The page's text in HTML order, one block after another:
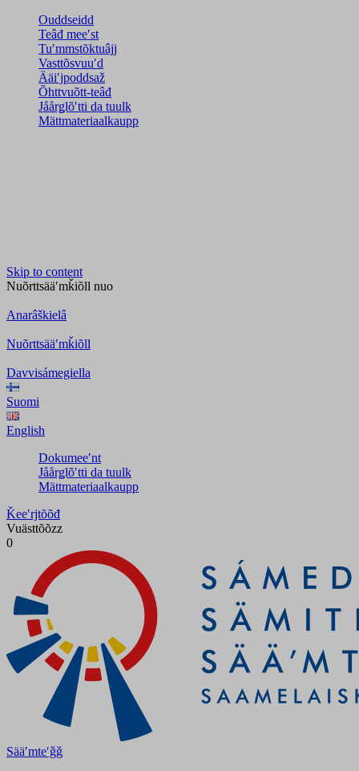
Ouddseidd
Teâđ meeʹst
Tuʹmmstõktuâjj
Vasttõsvuuʹd
Ääiʹjpoddsaž
Õhttvuõtt-teâđ
Jåårǥlõʹtti da tuulk
Mättmateriaalkaupp
Skip to content
Nuõrttsääʹmǩiõll nuo
Anarâškielâ
Nuõrttsääʹmǩiõll
Davvisámegiella
Suomi
English
Dokumeeʹnt
Jåårǥlõʹtti da tuulk
Mättmateriaalkaupp
Ǩeeʹrjtõõđ
Vuästtõõzz
0
Sääʹmteʹǧǧ